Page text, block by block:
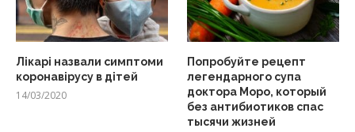
Лікарі назвали симптоми
коронавірусу в дітей
14/03/2020
Попробуйте рецепт
легендарного супа
доктора Моро, который
без антибиотиков спас
тысячи жизней